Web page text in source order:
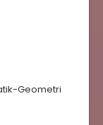
Geometri